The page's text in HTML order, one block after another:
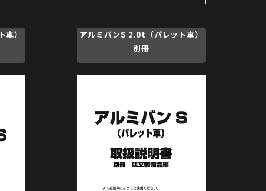
）
アルミバンS 2.0t（パレット車）
別冊